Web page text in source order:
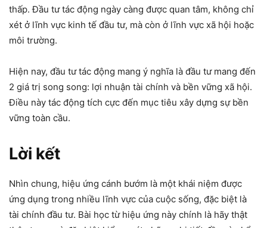
thấp. Đầu tư tác động ngày càng được quan tâm, không chỉ
xét ở lĩnh vực kinh tế đầu tư, mà còn ở lĩnh vực xã hội hoặc
môi trường.
Hiện nay, đầu tư tác động mang ý nghĩa là đầu tư mang đến
2 giá trị song song: lợi nhuận tài chính và bền vững xã hội.
Điều này tác động tích cực đến mục tiêu xây dựng sự bền
vững toàn cầu.
Lời kết
Nhìn chung, hiệu ứng cánh bướm là một khái niệm được
ứng dụng trong nhiều lĩnh vực của cuộc sống, đặc biệt là
tài chính đầu tư. Bài học từ hiệu ứng này chính là hãy thật